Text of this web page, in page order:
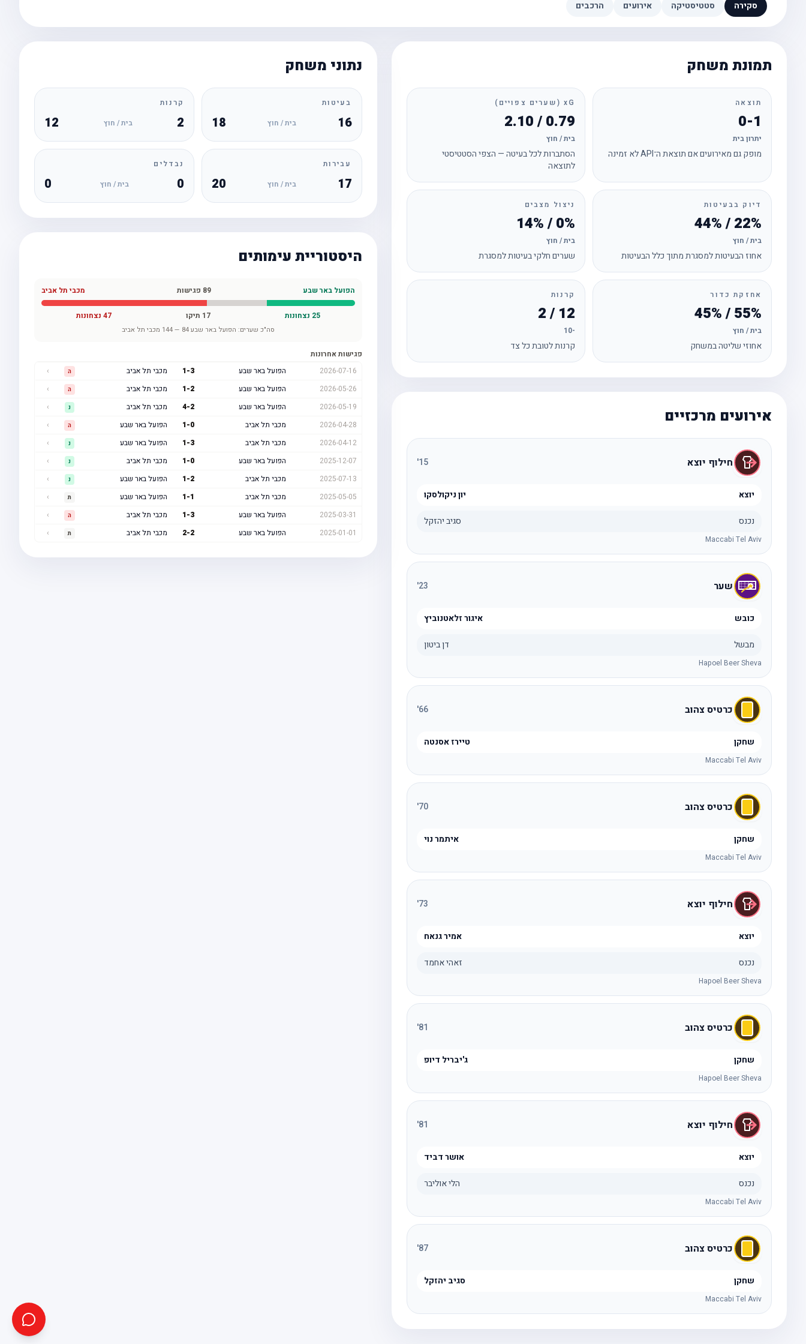
סקירה סטטיסטיקה אירועים הרכבים
תמונת משחק
תוצאה
0-1
יתרון בית
מופק גם מאירועים אם תוצאת ה־API לא זמינה
xG (שערים צפויים)
0.79 / 2.10
בית / חוץ
הסתברות לכל בעיטה — הצפי הסטטיסטי
לתוצאה
דיוק בבעיטות
22% / 44%
בית / חוץ
אחוז הבעיטות למסגרת מתוך כלל הבעיטות
ניצול מצבים
0% / 14%
בית / חוץ
שערים חלקי בעיטות למסגרת
אחזקת כדור
55% / 45%
בית / חוץ
אחוזי שליטה במשחק
קרנות
12 / 2
-10
קרנות לטובת כל צד
אירועים מרכזיים
חילוף יוצא 15
'
יוצא יון ניקולסקו
נכנס סגיב יהזקל
Maccabi Tel Aviv
שער 23
'
כובש איגור זלאטנוביץ
מבשל דן ביטון
Hapoel Beer Sheva
כרטיס צהוב 66
'
שחקן טיירז אסנטה
Maccabi Tel Aviv
כרטיס צהוב 70
'
שחקן איתמר נוי
Maccabi Tel Aviv
חילוף יוצא 73
'
יוצא אמיר גנאח
נכנס זאהי אחמד
Hapoel Beer Sheva
כרטיס צהוב 81
'
שחקן ג'יבריל דיופ
Hapoel Beer Sheva
חילוף יוצא 81
'
יוצא אושר דביד
נכנס הלי אוליבר
Maccabi Tel Aviv
כרטיס צהוב 87
'
שחקן סגיב יהזקל
Maccabi Tel Aviv
נתוני משחק
בעיטות
16 בית / חוץ 18
קרנות
2 בית / חוץ 12
עבירות
17 בית / חוץ 20
נבדלים
0 בית / חוץ 0
היסטוריית עימותים
הפועל באר שבע 89 פגישות מכבי תל אביב
25 נצחונות 17 תיקו 47 נצחונות
סה"כ שערים: הפועל באר שבע84
—
144 מכבי תל אביב
פגישות אחרונות
2026-07-16
הפועל באר שבע 1-3 מכבי תל אביב ה
›
2026-05-26
הפועל באר שבע 1-2 מכבי תל אביב ה
›
2026-05-19
הפועל באר שבע 4-2 מכבי תל אביב נ
›
2026-04-28
מכבי תל אביב 1-0 הפועל באר שבע ה
›
2026-04-12
מכבי תל אביב 1-3 הפועל באר שבע נ
›
2025-12-07
הפועל באר שבע 1-0 מכבי תל אביב נ
›
2025-07-13
מכבי תל אביב 1-2 הפועל באר שבע נ
›
2025-05-05
מכבי תל אביב 1-1 הפועל באר שבע ת
›
2025-03-31
הפועל באר שבע 1-3 מכבי תל אביב ה
›
2025-01-01
הפועל באר שבע 2-2 מכבי תל אביב ת ›